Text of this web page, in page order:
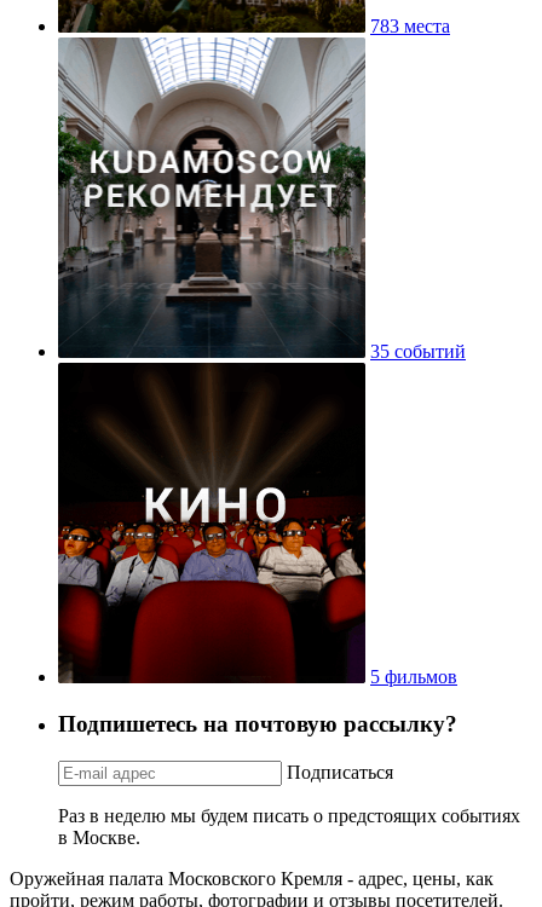
783 места
35 событий
5 фильмов
Подпишетесь на почтовую рассылку?
Подписаться
Раз в неделю мы будем писать о предстоящих событиях
в Москве.
Оружейная палата Московского Кремля - адрес, цены, как
пройти, режим работы, фотографии и отзывы посетителей.